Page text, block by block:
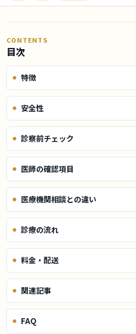
CONTENTS
目次
特徴
安全性
診察前チェック
医師の確認項目
医療機関相談との違い
診療の流れ
料金・配送
関連記事
FAQ